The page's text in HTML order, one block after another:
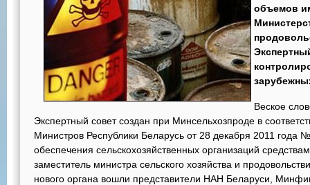
объемов
Веское
Экспертный совет создан при Минсельхозпроде в
Министров Республики Беларусь от 28 декабря 2011 года
обеспечения сельскохозяйственных организаций
заместитель министра сельского хозяйства и
нового органа вошли представители НАН Беларуси,